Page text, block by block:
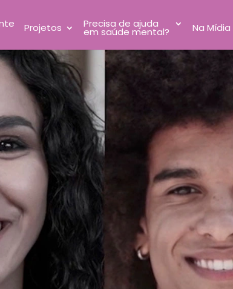
Projetos Precisa de ajuda
em saúde mental? Na Mídia